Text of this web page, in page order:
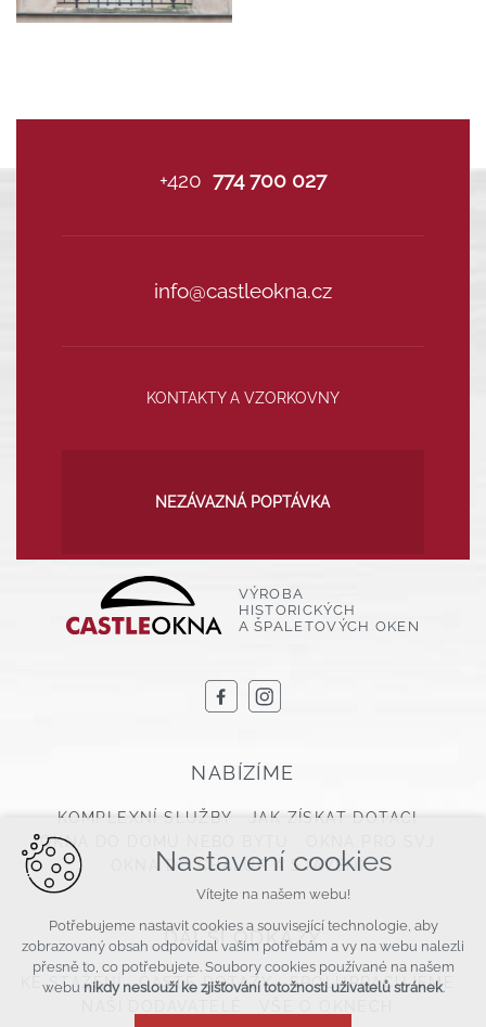
+420 774 700 027
info@castleokna.cz
KONTAKTY A VZORKOVNY
NEZÁVAZNÁ POPTÁVKA
VÝROBA
HISTORICKÝCH
A ŠPALETOVÝCH OKEN
NABÍZÍME
KOMPLEXNÍ SLUŽBY
JAK ZÍSKAT DOTACI
OKNA DO DOMU NEBO BYTU
OKNA DO CHALUP A STAVENÍ
DALŠÍ ODKAZY
KE STAŽENÍ ČASTÉ DOTAZY
SPOLUPRACUJEME
Nastavení cookies
Vítejte na našem webu!
Potřebujeme nastavit cookies a související technologie, aby
zobrazovaný obsah odpovídal vašim potřebám a vy na webu nalezli
přesně to, co potřebujete. Soubory cookies používané na našem
webu nikdy neslouží ke zjišťování totožnosti uživatelů stránek.